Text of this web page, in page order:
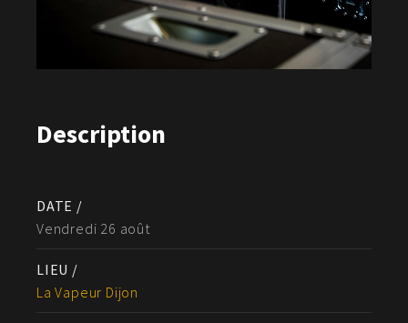
Description
DATE /
Vendredi 26 août
LIEU /
La Vapeur Dijon